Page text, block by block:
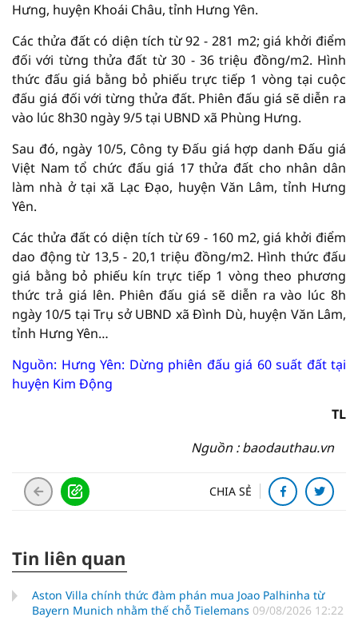
Hưng, huyện Khoái Châu, tỉnh Hưng Yên.
Các thửa đất có diện tích từ 92 - 281 m2; giá khởi điểm
đối với từng thửa đất từ 30 - 36 triệu đồng/m2. Hình
thức đấu giá bằng bỏ phiếu trực tiếp 1 vòng tại cuộc
đấu giá đối với từng thửa đất. Phiên đấu giá sẽ diễn ra
vào lúc 8h30 ngày 9/5 tại UBND xã Phùng Hưng.
Sau đó, ngày 10/5, Công ty Đấu giá hợp danh Đấu giá
Việt Nam tổ chức đấu giá 17 thửa đất cho nhân dân
làm nhà ở tại xã Lạc Đạo, huyện Văn Lâm, tỉnh Hưng
Yên.
Các thửa đất có diện tích từ 69 - 160 m2, giá khởi điểm
dao động từ 13,5 - 20,1 triệu đồng/m2. Hình thức đấu
giá bằng bỏ phiếu kín trực tiếp 1 vòng theo phương
thức trả giá lên. Phiên đấu giá sẽ diễn ra vào lúc 8h
ngày 10/5 tại Trụ sở UBND xã Đình Dù, huyện Văn Lâm,
tỉnh Hưng Yên…
Nguồn: Hưng Yên: Dừng phiên đấu giá 60 suất đất tại
huyện Kim Động
TL
Nguồn : baodauthau.vn
CHIA SẺ
Tin liên quan
Aston Villa chính thức đàm phán mua Joao Palhinha từ
Bayern Munich nhằm thế chỗ Tielemans 09/08/2026 12:22